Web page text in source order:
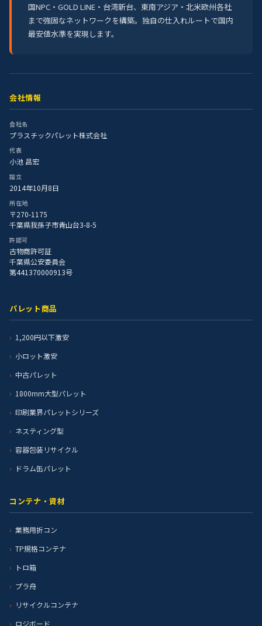
国NPC・GOLD LINE・台湾新台、東南アジア・北米欧州各社
まで強固なネットワークを構築。独自の仕入れルートで国内
最安値水準を実現します。
会社情報
会社名
プラスチックパレット株式会社
代表
小池 昌宏
設立
2014年10月8日
所在地
〒270-1175
千葉県我孫子市青山台3-8-5
許認可
古物商許可証
千葉県公安委員会
第441370000913号
パレット商品
1,200円以下激安
小ロット激安
中古パレット
1800mm大型パレット
印刷業界パレットシリーズ
ネスティング型
容器包装リサイクル
ドラム缶パレット
コンテナ・資材
業務用折コン
TP規格コンテナ
トロ箱
プラ舟
リサイクルコンテナ
ロジボード